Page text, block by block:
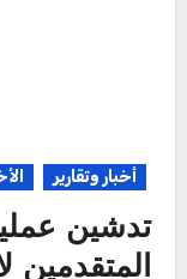
أخبار وتقارير
تدشين
المتقدمين